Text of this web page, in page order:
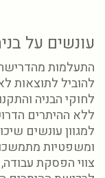
עונשים על
התעלמות
להוביל לתוצאות
לחוקי הבניה
ללא ההיתרים
למגוון עונשים
ומשפטיות
צווי הפסקת